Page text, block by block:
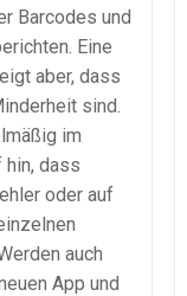
Barcodes und
Eine
aber, dass
sind.
im
hin, dass
oder auf
auch
App und